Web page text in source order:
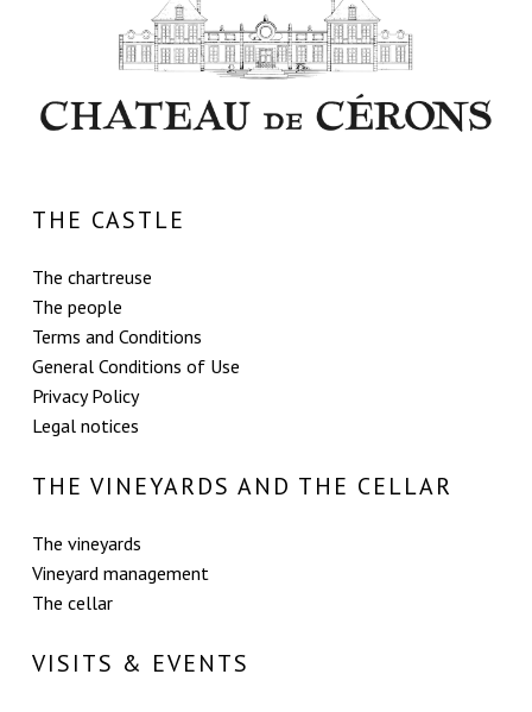
THE CASTLE
The chartreuse
The people
Terms and Conditions
General Conditions of Use
Privacy Policy
Legal notices
THE VINEYARDS AND THE CELLAR
The vineyards
Vineyard management
The cellar
VISITS & EVENTS